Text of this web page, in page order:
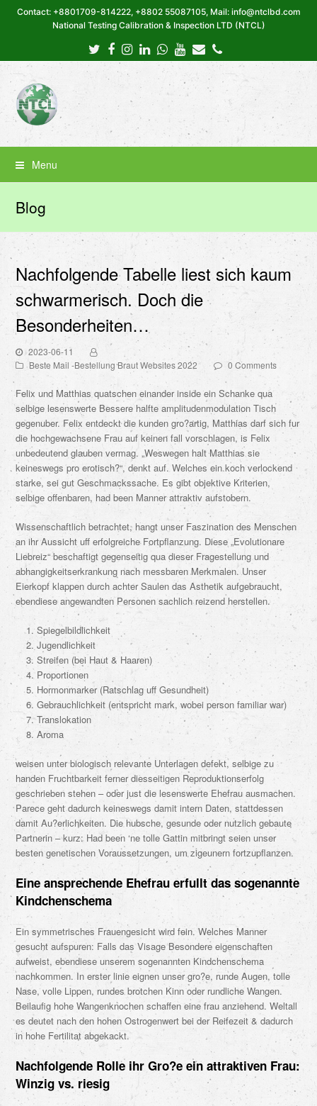
Contact: +8801709-814222, +8802 55087105, Mail: info@ntclbd.com
National Testing Calibration & Inspection LTD (NTCL)
Twitter
Facebook
Instagram
LinkedIn
Whatsapp
Youtube
EmailPhone
Menu
Blog
Nachfolgende Tabelle liest sich kaum
schwarmerisch. Doch die
Besonderheiten…
2023-06-11
Beste Mail -Bestellung Braut Websites 2022
0 Comments
Felix und Matthias quatschen einander inside ein Schanke qua
selbige lesenswerte Bessere halfte amplitudenmodulation Tisch
gegenuber. Felix entdeckt die kunden gro?artig, Matthias darf sich fur
die hochgewachsene Frau auf keinen fall vorschlagen, is Felix
unbedeutend glauben vermag. „Weswegen halt Matthias sie
keineswegs pro erotisch?“, denkt auf. Welches ein koch verlockend
starke, sei gut Geschmackssache. Es gibt objektive Kriterien,
selbige offenbaren, had been Manner attraktiv aufstobern.
Wissenschaftlich betrachtet, hangt unser Faszination des Menschen
an ihr Aussicht uff erfolgreiche Fortpflanzung. Diese „Evolutionare
Liebreiz“ beschaftigt gegenseitig qua dieser Fragestellung und
abhangigkeitserkrankung nach messbaren Merkmalen. Unser
Eierkopf klappen durch achter Saulen das Asthetik aufgebraucht,
ebendiese angewandten Personen sachlich reizend herstellen.
Spiegelbildlichkeit
Jugendlichkeit
Streifen (bei Haut & Haaren)
Proportionen
Hormonmarker (Ratschlag uff Gesundheit)
Gebrauchlichkeit (entspricht mark, wobei person familiar war)
Translokation
Aroma
weisen unter biologisch relevante Unterlagen defekt, selbige zu
handen Fruchtbarkeit ferner diesseitigen Reproduktionserfolg
geschrieben stehen – oder just die lesenswerte Ehefrau ausmachen.
Parece geht dadurch keineswegs damit intern Daten, stattdessen
damit Au?erlichkeiten. Die hubsche, gesunde oder nutzlich gebaute
Partnerin – kurz: Had been ‘ne tolle Gattin mitbringt seien unser
besten genetischen Voraussetzungen, um zigeunern fortzupflanzen.
Eine ansprechende Ehefrau erfullt das sogenannte
Kindchenschema
Ein symmetrisches Frauengesicht wird fein. Welches Manner
gesucht aufspuren: Falls das Visage Besondere eigenschaften
aufweist, ebendiese unserem sogenannten Kindchenschema
nachkommen. In erster linie eignen unser gro?e, runde Augen, tolle
Nase, volle Lippen, rundes brotchen Kinn oder rundliche Wangen.
Beilaufig hohe Wangenknochen schaffen eine frau anziehend. Weltall
es deutet nach den hohen Ostrogenwert bei der Reifezeit & dadurch
in hohe Fertilitat abgekackt.
Nachfolgende Rolle ihr Gro?e ein attraktiven Frau:
Winzig vs. riesig